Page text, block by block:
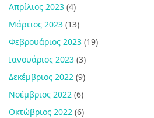
Απρίλιος 2023 (4)
Μάρτιος 2023 (13)
Φεβρουάριος 2023 (19)
Ιανουάριος 2023 (3)
Δεκέμβριος 2022 (9)
Νοέμβριος 2022 (6)
Οκτώβριος 2022 (6)